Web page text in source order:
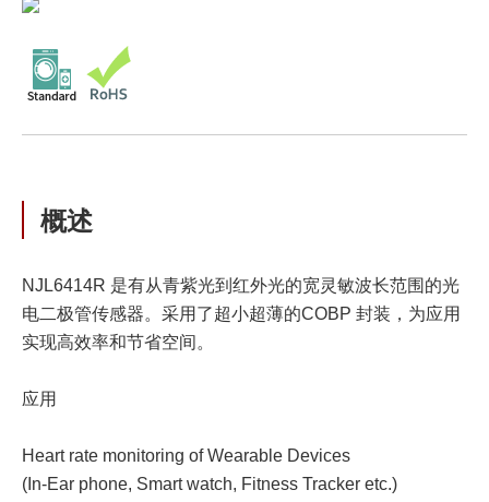
概述
NJL6414R 是有从青紫光到红外光的宽灵敏波长范围的光
电二极管传感器。采用了超小超薄的COBP 封装，为应用
实现高效率和节省空间。
应用
Heart rate monitoring of Wearable Devices
(In-Ear phone, Smart watch, Fitness Tracker etc.)